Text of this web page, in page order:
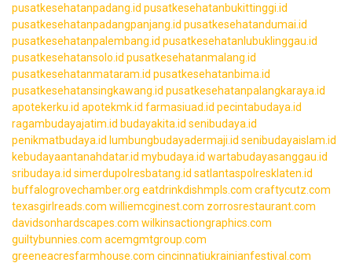
pusatkesehatanpadang.id pusatkesehatanbukittinggi.id
pusatkesehatanpadangpanjang.id pusatkesehatandumai.id
pusatkesehatanpalembang.id pusatkesehatanlubuklinggau.id
pusatkesehatansolo.id pusatkesehatanmalang.id
pusatkesehatanmataram.id pusatkesehatanbima.id
pusatkesehatansingkawang.id pusatkesehatanpalangkaraya.id
apotekerku.id apotekmk.id farmasiuad.id pecintabudaya.id
ragambudayajatim.id budayakita.id senibudaya.id
penikmatbudaya.id lumbungbudayadermaji.id senibudayaislam.id
kebudayaantanahdatar.id mybudaya.id wartabudayasanggau.id
sribudaya.id simerdupolresbatang.id satlantaspolresklaten.id
buffalogrovechamber.org eatdrinkdishmpls.com craftycutz.com
texasgirlreads.com williemcginest.com zorrosrestaurant.com
davidsonhardscapes.com wilkinsactiongraphics.com
guiltybunnies.com acemgmtgroup.com
greeneacresfarmhouse.com cincinnatiukrainianfestival.com